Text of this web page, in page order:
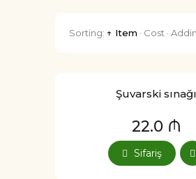
Sorting: ↑ Item · Cost ·
Şuvarski sınağı
22.0 ₼
Sifariş